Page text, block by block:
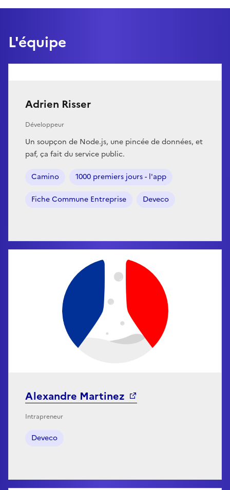
L'équipe
Adrien Risser
Développeur
Un soupçon de Node.js, une pincée de données, et
paf, ça fait du service public.
Camino 1000 premiers jours - l'app
Fiche Commune Entreprise Deveco
Alexandre Martinez
Intrapreneur
Deveco